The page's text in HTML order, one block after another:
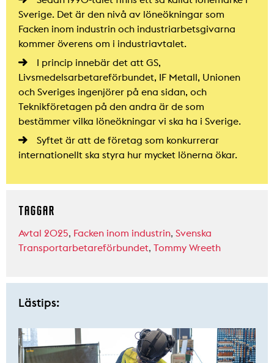
Sverige. Det är den nivå av löneökningar som
Facken inom industrin och industriarbetsgivarna
kommer överens om i industriavtalet.
I princip innebär det att GS,
Livsmedelsarbetareförbundet, IF Metall, Unionen
och Sveriges ingenjörer på ena sidan, och
Teknikföretagen på den andra är de som
bestämmer vilka löneökningar vi ska ha i Sverige.
Syftet är att de företag som konkurrerar
internationellt ska styra hur mycket lönerna ökar.
TAGGAR
Avtal 2025, Facken inom industrin, Svenska
Transportarbetareförbundet, Tommy Wreeth
Lästips: